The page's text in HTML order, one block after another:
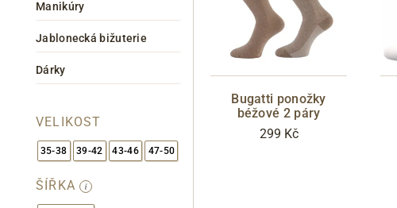
Informace o zpracování osobních údajů .
Manikúry
Jablonecká bižuterie
Dárky
VELIKOST
35-38 39-42 43-46 47-50
ŠÍŘKA
Bugatti ponožky
béžové 2 páry
299 Kč